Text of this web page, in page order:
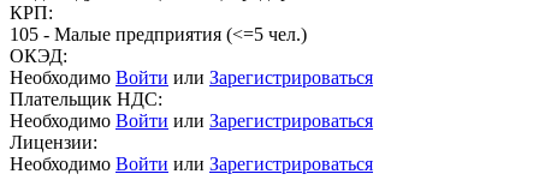
КРП:
105 - Малые предприятия (<=5 чел.)
ОКЭД:
Необходимо Войти или Зарегистрироваться
Плательщик НДС:
Необходимо Войти или Зарегистрироваться
Лицензии:
Необходимо Войти или Зарегистрироваться